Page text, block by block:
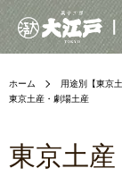
ホーム
用途別【東京
東京土産・劇場土産
東京土